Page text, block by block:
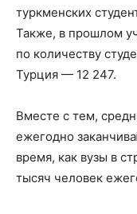
туркменских
Также, в прошлом
по количеству
Турция — 12 247.
Вместе с тем,
ежегодно
время, как вузы в
тысяч человек